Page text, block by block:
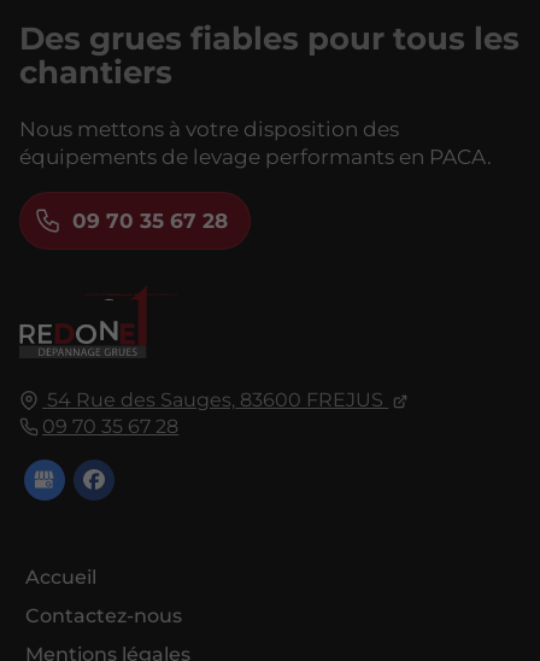
54 Rue des Sauges, 83600 FREJUS
09 70 35 67 28
Accueil
Contactez-nous
Mentions légales
Des grues fiables pour tous les
chantiers
Nous mettons à votre disposition des
équipements de levage performants en PACA.
09 70 35 67 28